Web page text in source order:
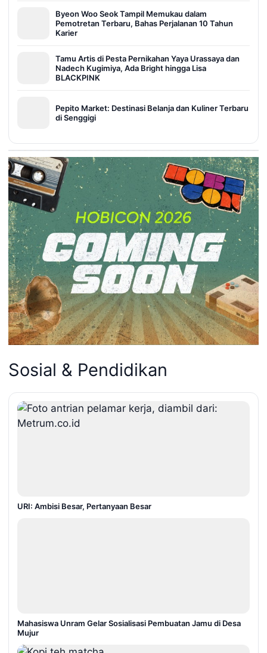
Byeon Woo Seok Tampil Memukau dalam
Pemotretan Terbaru, Bahas Perjalanan 10 Tahun
Karier
Tamu Artis di Pesta Pernikahan Yaya Urassaya dan
Nadech Kugimiya, Ada Bright hingga Lisa
BLACKPINK
Pepito Market: Destinasi Belanja dan Kuliner Terbaru
di Senggigi
Sosial & Pendidikan
URI: Ambisi Besar, Pertanyaan Besar
Mahasiswa Unram Gelar Sosialisasi Pembuatan Jamu di Desa
Mujur